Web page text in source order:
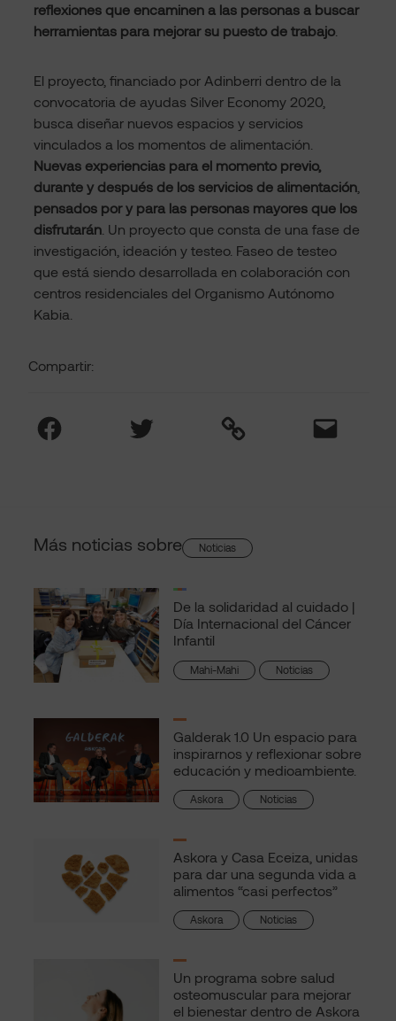
Compartir:
Facebook Twitter Link Mail
reflexiones que encaminen a las personas a buscar
herramientas para mejorar su puesto de trabajo
El proyecto, financiado por Adinberri dentro de la
convocatoria de ayudas Silver Economy 2020,
busca diseñar nuevos espacios y servicios
vinculados a los momentos de alimentación.
Nuevas experiencias para el momento previo,
durante y después de los servicios de alimentación
pensados por y para las personas mayores que los
disfrutarán . Un proyecto que consta de una fase de
investigación, ideación y testeo. Faseo de testeo
que está siendo desarrollada en colaboración con
centros residenciales del Organismo Autónomo
Kabia.
Más noticias sobre Noticias
De la solidaridad al cuidado |
Día Internacional del Cáncer
Infantil
Mahi-Mahi Noticias
Galderak 1.0 Un espacio para
inspirarnos y reflexionar sobre
educación y medioambiente.
Askora Noticias
Askora y Casa Eceiza, unidas
para dar una segunda vida a
alimentos “casi perfectos”
Askora Noticias
Un programa sobre salud
osteomuscular para mejorar
el bienestar dentro de Askora